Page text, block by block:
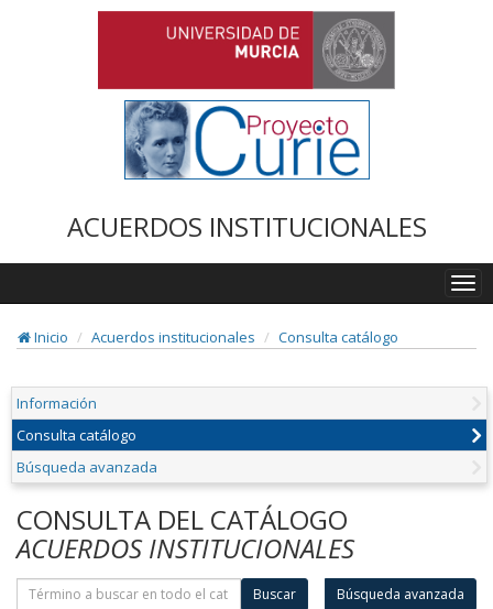
ACUERDOS INSTITUCIONALES
Inicio
Acuerdos institucionales Consulta catálogo
Información
Consulta catálogo
Búsqueda avanzada
CONSULTA DEL CATÁLOGO
ACUERDOS INSTITUCIONALES
Buscar Búsqueda avanzada